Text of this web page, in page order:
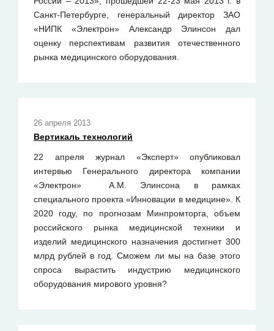
Санкт-Петербурге, генеральный директор ЗАО
«НИПК «Электрон» Александр Элинсон дал
оценку перспективам развития отечественного
рынка медицинского оборудования.
26 апреля 2013
Вертикаль технологий
22 апреля журнал «Эксперт» опубликовал
интервью Генерального директора компании
«Электрон» А.М. Элинсона в рамках
специального проекта «Инновации в медицине». К
2020 году, по прогнозам Минпромторга, объем
российского рынка медицинской техники и
изделий медицинского назначения достигнет 300
млрд рублей в год. Сможем ли мы на базе этого
спроса вырастить индустрию медицинского
оборудования мирового уровня?